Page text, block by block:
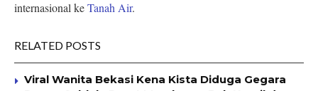
internasional keTanah Air.
RELATED POSTS
Viral Wanita Bekasi Kena Kista Diduga Gegara